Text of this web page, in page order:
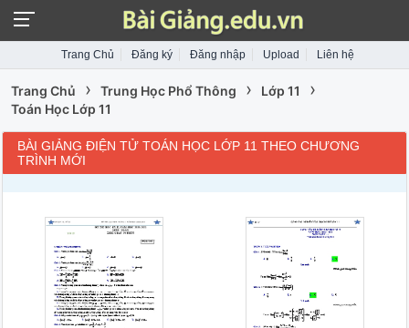
Trang Chủ Đăng ký Đăng nhập Upload Liên hệ
Trang Chủ › Trung Học Phổ Thông › Lớp 11 ›
Toán Học Lớp 11
BÀI GIẢNG ĐIỆN TỬ TOÁN HỌC LỚP 11 THEO CHƯƠNG
TRÌNH MỚI